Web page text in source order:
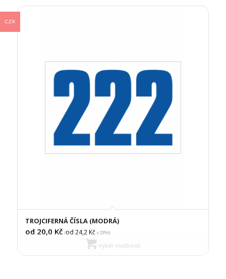
TROJCIFERNÁ ČÍSLA (MODRÁ)
od 20,0 Kč (od 24,2Kčs DPH)
Výběr možností
CZK